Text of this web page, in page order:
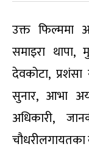
उक्त फिल्ममा
समाइरा थापा,
देवकोटा,
सुनार, आभा
अधिकारी,